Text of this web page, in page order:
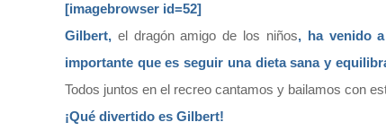
[imagebrowser id=52]
Gilbert, el dragón amigo de los niños, ha venido
importante que es seguir una dieta sana y
Todos juntos en el recreo cantamos y bailamos con
¡Qué divertido es Gilbert!